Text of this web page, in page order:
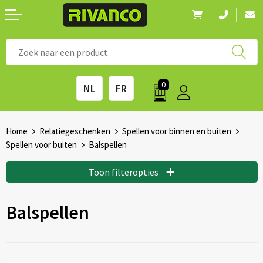
NL FR 0
Kantoorartikelen
Kinderen & spellen
Technologie & Accessoires
◼ Eco-producten
◼ Survival gear
◼ Seizoenen
◼ Feestdagen
Home Relatiegeschenken
Spellen voor binnen en buiten
Spellen voor buiten
Balspellen
Toon filteropties
Balspellen